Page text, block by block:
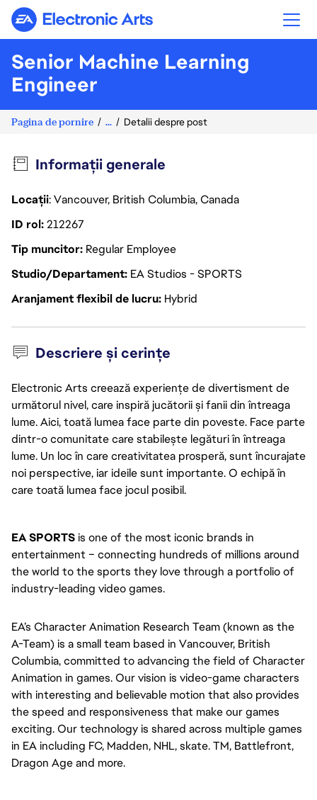
Electronic Arts
Senior Machine Learning
Engineer
Pagina de pornire ... Detalii despre post
Informații generale
Locații: Vancouver, British Columbia, Canada
ID rol212267
Tip muncitor Regular Employee
Studio/Departament EA Studios - SPORTS
Aranjament flexibil de lucru Hybrid
Descriere și cerințe
Electronic Arts creează experiențe de divertisment de
următorul nivel, care inspiră jucătorii și fanii din întreaga
lume. Aici, toată lumea face parte din poveste. Face parte
dintr-o comunitate care stabilește legături în întreaga
lume. Un loc în care creativitatea prosperă, sunt încurajate
noi perspective, iar ideile sunt importante. O echipă în
care toată lumea face jocul posibil.
EA SPORTS is one of the most iconic brands in
entertainment – connecting hundreds of millions around
the world to the sports they love through a portfolio of
industry-leading video games.
EA’s Character Animation Research Team (known as the
A-Team) is a small team based in Vancouver, British
Columbia, committed to advancing the field of Character
Animation in games. Our vision is video-game characters
with interesting and believable motion that also provides
the speed and responsiveness that make our games
exciting. Our technology is shared across multiple games
in EA including FC, Madden, NHL, skate. TM, Battlefront,
Dragon Age and more.